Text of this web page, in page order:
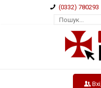
(0332) 780293